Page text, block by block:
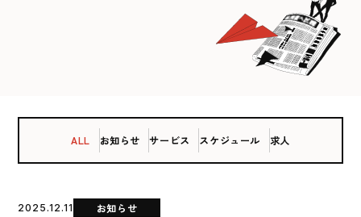
ALL お知らせ サービス スケジュール 求人
2025.12.11 お知らせ